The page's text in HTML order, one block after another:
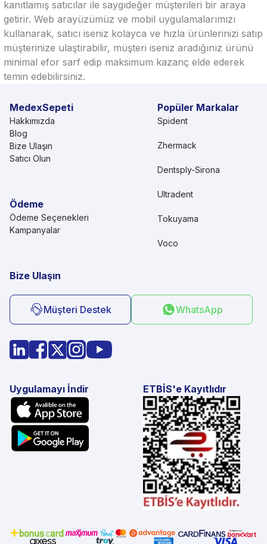
kanıtlamış satıcılar ile saygıdeğer müşterileri bir araya
getirir. Web arayüzümüz ve mobil uygulamalarımızı
kullanarak, satıcı iseniz kolayca ve hızla ürünlerinizi satıp
müşterinize ulaştırabilir, müşteri iseniz aradığınız ürünü
minimal efor sarf edip maksimum kazanç elde ederek
temin edebilirsiniz.
MedexSepeti
Hakkımızda
Blog
Bize Ulaşın
Satıcı Olun
Ödeme
Ödeme Seçenekleri
Kampanyalar
Popüler Markalar
Spident
Zhermack
Dentsply-Sirona
Ultradent
Tokuyama
Voco
Bize Ulaşın
Müşteri Destek WhatsApp
Uygulamayı İndir ETBİS'e Kayıtlıdır